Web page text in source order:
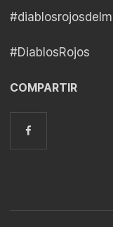
#DiablosRojos
COMPARTIR